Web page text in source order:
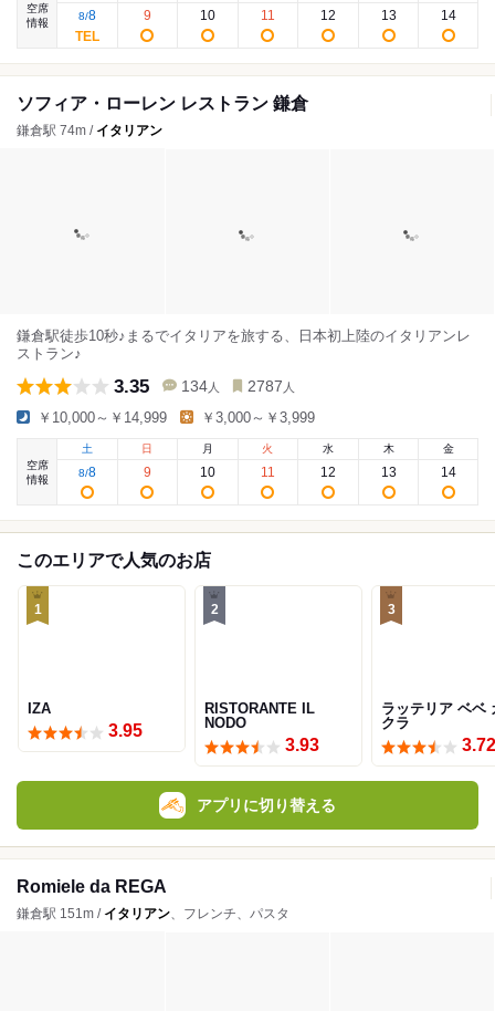
空席
情報
8/8 9 10 11 12 13 14
ソフィア・ローレン レストラン 鎌倉
鎌倉駅 74m / イタリアン
鎌倉駅徒歩10秒♪まるでイタリアを旅する、日本初上陸のイタリアンレ
ストラン♪
3.35 134 人 2787 人
￥10,000～￥14,999 ￥3,000～￥3,999
空席
情報
土
8/8
日
9
月
10
火
11
水
12
木
13
金
14
このエリアで人気のお店
1
IZA
3.95
2
RISTORANTE IL
NODO
3.93
3
ラッテリア ベベ
クラ
3.72
アプリに切り替える
Romiele da REGA
鎌倉駅 151m / イタリアン、フレンチ、パスタ